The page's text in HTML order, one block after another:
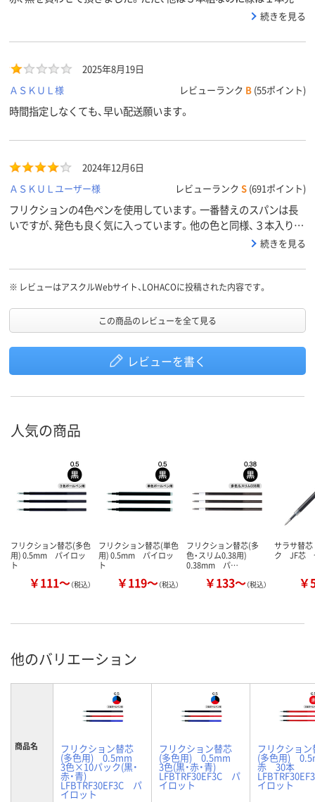
続きを見る
2025年8月19日
ＡＳＫＵＬ様
レビューランク B (55ポイント)
時間指定しなくても、早い配送願います。
2024年12月6日
ＡＳＫＵＬユーザー様
レビューランク S (691ポイント)
フリクションの4色ペンを使用しています。一番替えのスパンは長
いですが、発色も良く気に入っています。他の色と同様、３本入りも
続きを見る
※ レビューはアスクルWebサイト、LOHACOに投稿された内容です。
この商品のレビューを全て見る
レビューを書く
人気の商品
フリクション替芯(多色
用) 0.5mm パイロッ
ト
￥111～（税込）
フリクション替芯(単色
用) 0.5mm パイロッ
ト
￥119～（税込）
フリクション替芯(多
色・スリム0.38用)
0.38mm パ…
￥133～（税込）
サラサ替
ク JF芯
￥
他のバリエーション
商品名 フリクション替芯
(多色用) 0.5mm
3色×10パック(黒・
赤・青)
LFBTRF30EF3C パ
イロット
フリクション替芯
(多色用) 0.5mm
3色(黒・赤・青)
LFBTRF30EF3C パ
イロット
フリクション
(多色用)
赤 30本
イロット